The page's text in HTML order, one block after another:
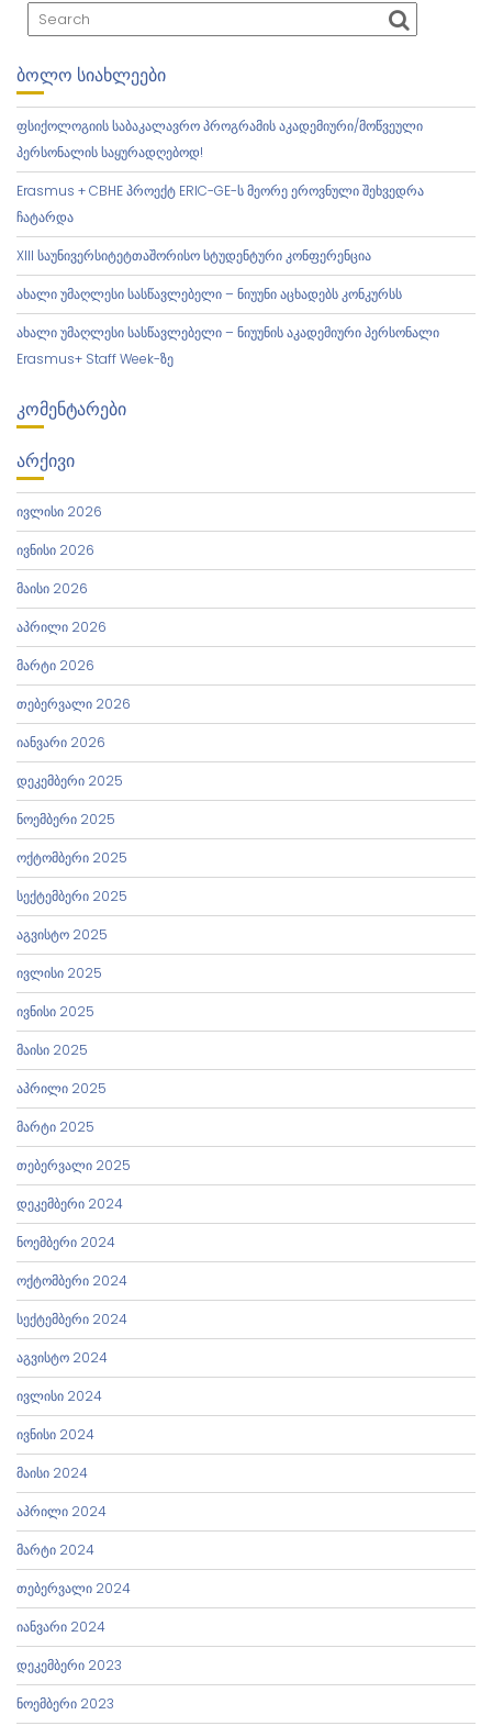
Ც
Ი
Ა
ᲑᲝᲚᲝ ᲡᲘᲐᲮᲚᲔᲔᲑᲘ
ფსიქოლოგიის საბაკალავრო პროგრამის აკადემიური/მოწვეული
პერსონალის საყურადღებოდ!
Erasmus + CBHE პროექტ ERIC-GE-ს მეორე ეროვნული შეხვედრა
ჩატარდა
XIII საუნივერსიტეტთაშორისო სტუდენტური კონფერენცია
ახალი უმაღლესი სასწავლებელი – ნიუუნი აცხადებს კონკურსს
ახალი უმაღლესი სასწავლებელი – ნიუუნის აკადემიური პერსონალი
Erasmus+ Staff Week-ზე
ᲙᲝᲛᲔᲜᲢᲐᲠᲔᲑᲘ
ᲐᲠᲥᲘᲕᲘ
ივლისი 2026
ივნისი 2026
მაისი 2026
აპრილი 2026
მარტი 2026
თებერვალი 2026
იანვარი 2026
დეკემბერი 2025
ნოემბერი 2025
ოქტომბერი 2025
სექტემბერი 2025
აგვისტო 2025
ივლისი 2025
ივნისი 2025
მაისი 2025
აპრილი 2025
მარტი 2025
თებერვალი 2025
დეკემბერი 2024
ნოემბერი 2024
ოქტომბერი 2024
სექტემბერი 2024
აგვისტო 2024
ივლისი 2024
ივნისი 2024
მაისი 2024
აპრილი 2024
მარტი 2024
თებერვალი 2024
იანვარი 2024
დეკემბერი 2023
ნოემბერი 2023